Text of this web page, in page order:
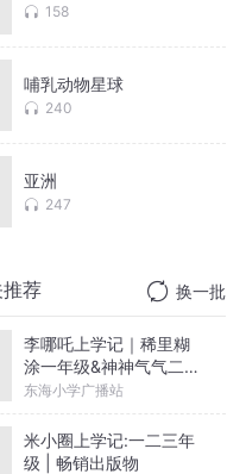
158
哺乳动物星球
240
亚洲
247
荐 换一批
李哪吒上学记｜稀里糊
涂一年级&神神气气二年
级
东海小学广播站
米小圈上学记:一二三年
级 | 畅销出版物